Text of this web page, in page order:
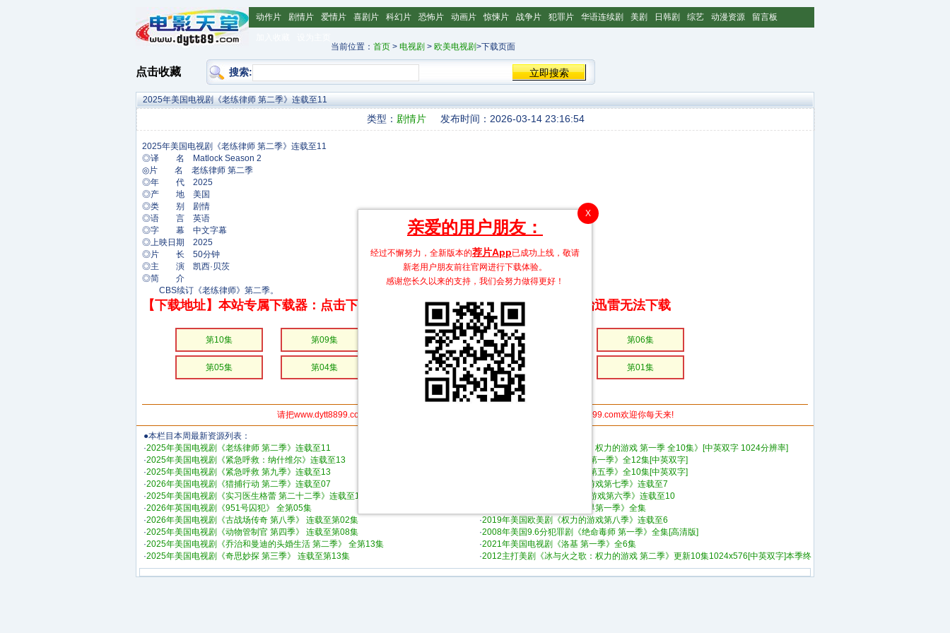
动作片 剧情片 爱情片 喜剧片 科幻片 恐怖片 动画片 惊悚片 战争片 犯罪片 华语连续剧 美剧 日韩剧 综艺 动漫资源 留言板
当前位置： 首页 > 电视剧 > 欧美电视剧>下载页面
点击收藏 搜索:
2025年美国电视剧《老练律师 第二季》连载至11
类型： 剧情片 发布时间：2026-03-14 23:16:54
◎译 名 Matlock Season 2
◎片 名 老练律师 第二季
◎年 代 2025
◎产 地 美国
◎类 别 剧情
◎语 言 英语
◎字 幕 中文字幕
◎上映日期 2025
◎片 长 50分钟
◎主 演 凯西·贝茨
◎简 介
CBS续订《老练律师》第二季。
【下载地址】本站专属下载器：点击下方链接 即可享受高速下载和在线播放 专治迅雷无法下载
第10集 第09集 第08集 第07集 第06集
第05集 第04集 第03集 第02集 第01集
请把www.dytt8899.com分享给你的朋友,更多人使用，速度更快 电影天堂www.dytt8899.com欢迎你每天来!
●本栏目本周最新资源列表：
·2025年美国电视剧《老练律师 第二季》连载至11
·2025年美国电视剧《紧急呼救：纳什维尔》连载至13
·2025年美国电视剧《紧急呼救 第九季》连载至13
·2026年美国电视剧《猎捕行动 第二季》连载至07
·2025年美国电视剧《实习医生格蕾 第二十二季》连载至13
·2026年英国电视剧《951号囚犯》 全第05集
·2026年美国电视剧《古战场传奇 第八季》 连载至第02集
·2025年美国电视剧《动物管制官 第四季》 连载至第08集
·2025年美国电视剧《乔治和曼迪的头婚生活 第二季》 全第13集
·2025年美国电视剧《奇思妙探 第三季》 连载至第13集
2011主打美剧《冰与火之歌：权力的游戏 第一季 全10集》[中英双字 1024分辨率]
2013年主打美剧《性爱大师 第一季》全12集[中英双字]
2015主打美剧《权力的游戏 第五季》全10集[中英双字]
2017年美国欧美剧《权力的游戏第七季》连载至7
2016年美国欧美剧《 权力的游戏第六季》连载至10
2016年美国欧美剧《西部世界第一季》全集
·2019年美国欧美剧《权力的游戏第八季》连载至6
·2008年美国9.6分犯罪剧《绝命毒师 第一季》全集[高清版]
·2021年美国电视剧《洛基 第一季》全6集
·2012主打美剧《冰与火之歌：权力的游戏 第二季》更新10集1024x576[中英双字]本季终
X
亲爱的用户朋友：
经过不懈努力，全新版本的荐片App已成功上线，敬请
新老用户朋友前往官网进行下载体验。
感谢您长久以来的支持，我们会努力做得更好！